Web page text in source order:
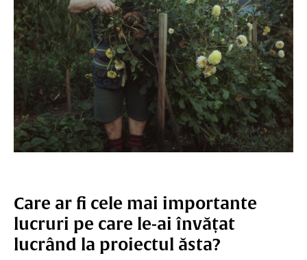
Care ar fi cele mai importante
lucruri pe care le-ai învățat
lucrând la proiectul ăsta?